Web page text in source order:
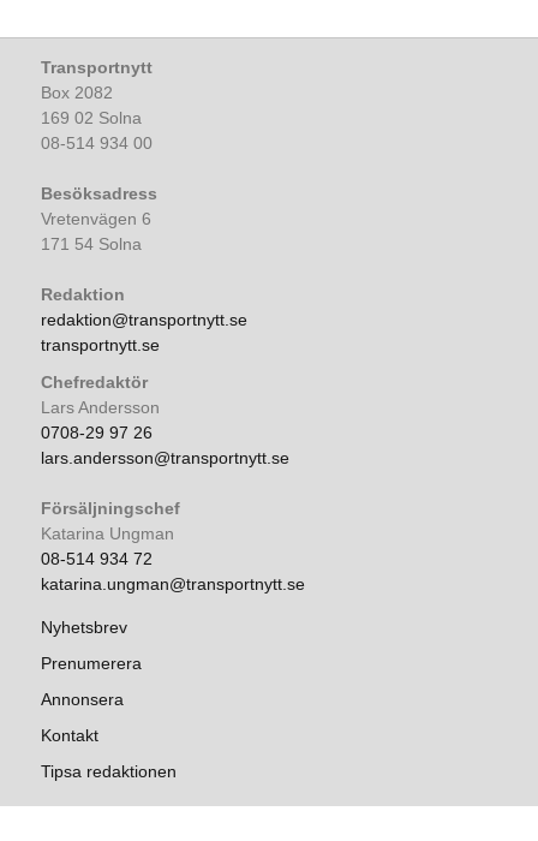
Transportnytt
Box 2082
169 02 Solna
08-514 934 00
Besöksadress
Vretenvägen 6
171 54 Solna
Redaktion
redaktion@transportnytt.se
transportnytt.se
Chefredaktör
Lars Andersson
0708-29 97 26
lars.andersson@transportnytt.se
Försäljningschef
Katarina Ungman
08-514 934 72
katarina.ungman@transportnytt.se
Nyhetsbrev
Prenumerera
Annonsera
Kontakt
Tipsa redaktionen